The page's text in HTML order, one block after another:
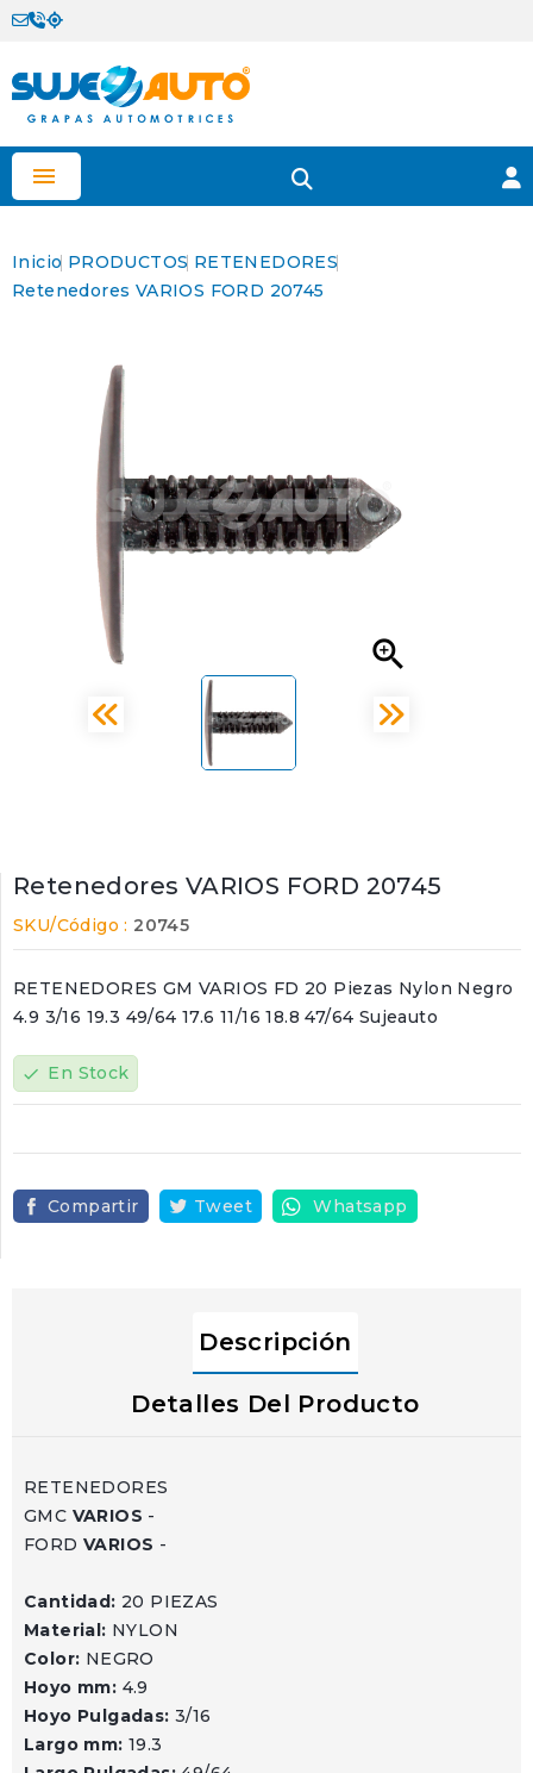

Inicio PRODUCTOS RETENEDORES
Retenedores VARIOS FORD 20745

Retenedores VARIOS FORD 20745
SKU/Código : 20745
RETENEDORES GM VARIOS FD 20 Piezas Nylon Negro
4.9 3/16 19.3 49/64 17.6 11/16 18.8 47/64 Sujeauto
check En Stock
Compartir Tweet Whatsapp
Descripción
Detalles Del Producto
RETENEDORES
GMC VARIOS -
FORD VARIOS -
Cantidad: 20 PIEZAS
Material: NYLON
Color: NEGRO
Hoyo mm: 4.9
Hoyo Pulgadas: 3/16
Largo mm: 19.3